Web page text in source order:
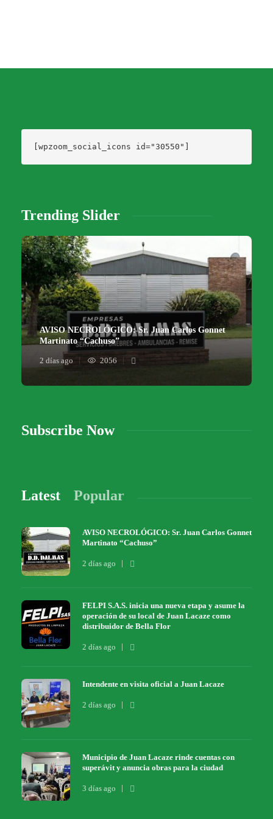
[wpzoom_social_icons id="30550"]
Trending Slider
AVISO NECROLÓGICO: Sr. Juan Carlos Gonnet
Martinato “Cachuso”
2 días ago 2056
Subscribe Now
Latest Popular
AVISO NECROLÓGICO: Sr. Juan Carlos Gonnet
Martinato “Cachuso”
2 días ago
FELPI S.A.S. inicia una nueva etapa y asume la
operación de su local de Juan Lacaze como
distribuidor de Bella Flor
2 días ago
Intendente en visita oficial a Juan Lacaze
2 días ago
Municipio de Juan Lacaze rinde cuentas con
superávit y anuncia obras para la ciudad
3 días ago